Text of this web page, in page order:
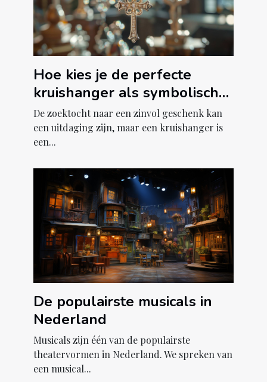
Hoe kies je de perfecte
kruishanger als symbolisch
geschenk?
De zoektocht naar een zinvol geschenk kan
een uitdaging zijn, maar een kruishanger is
een...
De populairste musicals in
Nederland
Musicals zijn één van de populairste
theatervormen in Nederland. We spreken van
een musical...